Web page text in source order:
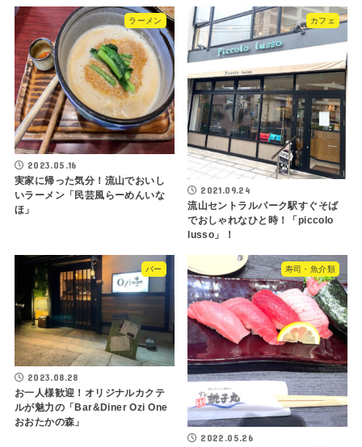
ラーメン
2023.05.16
実家に帰った気分！流山でおいし
いラーメン「民芸風らーめんいな
ほ」
カフェ
2021.09.24
流山セントラルパーク駅すぐそば
でおしゃれなひと時！「piccolo
lusso」！
バー
2023.08.28
お一人様歓迎！オリジナルカクテ
ルが魅力の「Bar&Diner Ozi One
おおたかの森」
寿司・魚介類
2022.05.26